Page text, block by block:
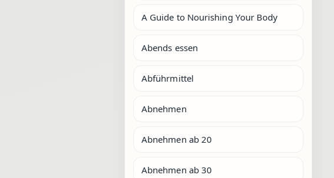
A Guide to Nourishing Your Body
Abends essen
Abführmittel
Abnehmen
Abnehmen ab 20
Abnehmen ab 30